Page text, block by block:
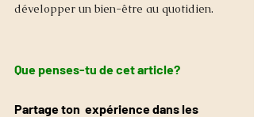
développer un bien-être au quotidien.
Que penses-tu de cet article?
Partage ton  expérience dans les